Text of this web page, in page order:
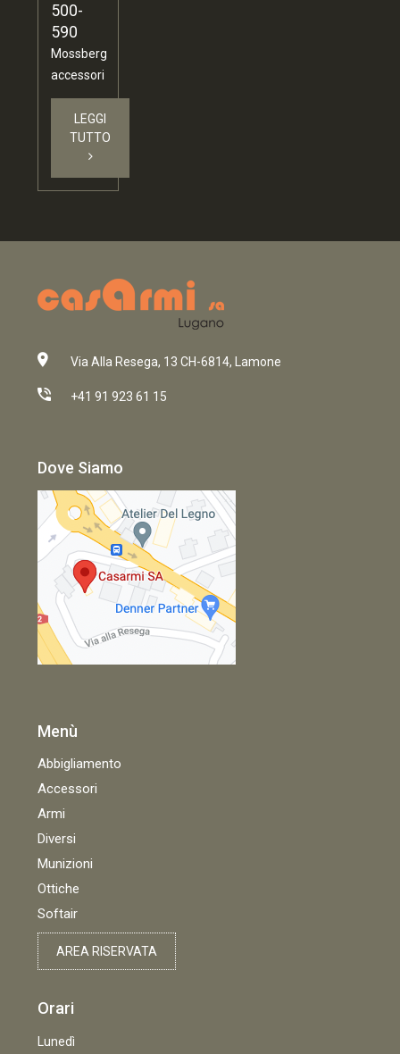
500-
590
Mossberg
accessori
LEGGI
TUTTO
Via Alla Resega, 13 CH-6814, Lamone
+41 91 923 61 15
Dove Siamo
Menù
Abbigliamento
Accessori
Armi
Diversi
Munizioni
Ottiche
Softair
AREA RISERVATA
Orari
Lunedì